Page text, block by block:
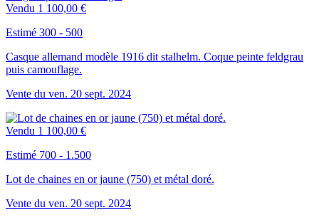
Vendu 1 100,00 €
Estimé 300 - 500
Casque allemand modèle 1916 dit stalhelm. Coque peinte feldgrau
puis camouflage.
Vente du ven. 20 sept. 2024
Vendu 1 100,00 €
Estimé 700 - 1.500
Lot de chaines en or jaune (750) et métal doré.
Vente du ven. 20 sept. 2024